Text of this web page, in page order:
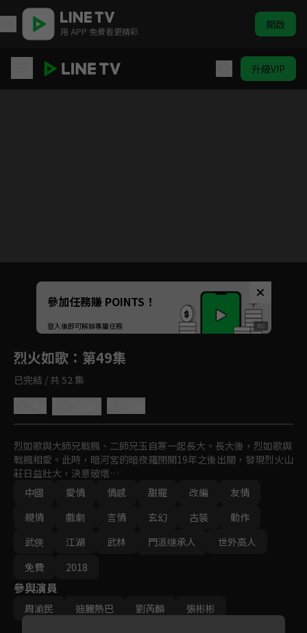
用 APP 免費看更精彩 開啟
升級VIP
Unmute
如有不便請見諒
參加任務賺 POINTS！
登入後即可解鎖專屬任務
烈火如歌 ：第49集
已完結 / 共 52 集
烈如歌與大師兄戰楓、二師兄玉自寒一起長大。長大後，烈如歌與
戰楓相愛。此時，暗河宮的暗夜羅閉關19年之後出關，發現烈火山
莊日益壯大，決意破壞…
中國
愛情 情感 甜寵 改編
友情
親情
戲劇 言情 玄幻 古裝
動作
武俠
江湖 武林 門派继承人
世外高人
免費
2018
參與演員
周渝民 迪麗熱巴 劉芮麟 張彬彬